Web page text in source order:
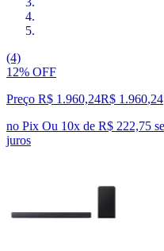
(4)
12% OFF
Preço R$ 1.960,24R$ 1.960,24
no Pix Ou 10x de R$ 222,75
juros